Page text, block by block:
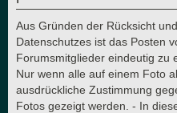
Aus Gründen der Rücksicht
Datenschutzes ist das Posten
Forumsmitglieder eindeutig zu
Nur wenn alle auf einem Foto
ausdrückliche Zustimmung
Fotos gezeigt werden. - In